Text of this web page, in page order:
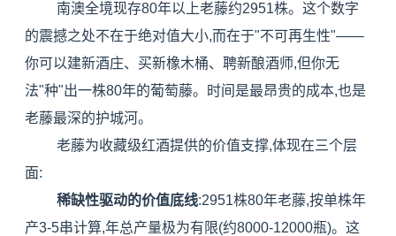
南澳全境现存80年以上老藤约2951株。这个数字
的震撼之处不在于绝对值大小,而在于"不可再生性"——
你可以建新酒庄、买新橡木桶、聘新酿酒师,但你无
法"种"出一株80年的葡萄藤。时间是最昂贵的成本,也是
老藤最深的护城河。
老藤为收藏级红酒提供的价值支撑,体现在三个层
面:
稀缺性驱动的价值底线:2951株80年老藤,按单株年
产3-5串计算,年总产量极为有限(约8000-12000瓶)。这